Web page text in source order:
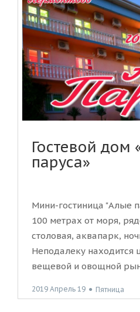
Гостевой дом
паруса»
Мини-гостиница "Алые
100 метрах от моря,
столовая, аквапарк,
Неподалеку находится
вещевой и овощной
2019 Апрель 19 ● Пятница